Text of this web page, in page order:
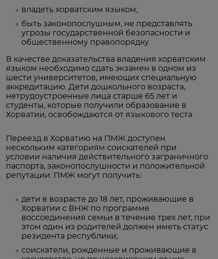
владеть хорватским языком;
быть законопослушным, не представлять
угрозы государственной безопасности и
общественному правопорядку.
В качестве доказательства владения хорватским
языком необходимо сдать экзамен в одном из
шести университетов, имеющих специальную
аккредитацию. Дети дошкольного возраста,
нетрудоустроенные лица старше 65 лет и
студенты, которые получили образование в
Хорватии, освобождаются от языкового теста.
Переезд в Хорватию на ПМЖ доступен
нескольким категориям соискателей при
условии наличия действительного заграничного
паспорта, законопослушности и положительной
репутации. ПМЖ могут получить:
дети в возрасте до 18 лет, проживающие в
Хорватии с ВНЖ по программе
воссоединения семьи в течение трех лет, при
этом один из родителей должен иметь статус
резидента республики;
соискатели, рожденные и проживающие в